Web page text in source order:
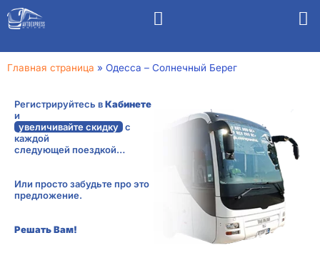
Главная страница » Одесса – Солнечный Берег
Регистрируйтесь вКабинете
и
увеличивайте скидкус
каждой
следующей поездкой…
Или просто забудьте про это
предложение.
Решать Вам!